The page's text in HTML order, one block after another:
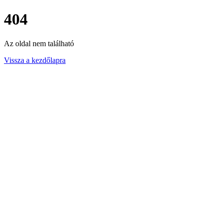
404
Az oldal nem található
Vissza a kezdőlapra